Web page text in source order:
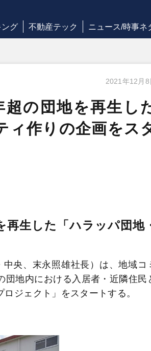
ング 不動産テック ニュース/時事ネ
2021年12月8
の団地を再生し
ィ作りの企画をス
再生した「ハラッパ団地
央、末永照雄社長）は、地域コ
団地内における入居者・近隣住民
ジェクト」をスタートする。